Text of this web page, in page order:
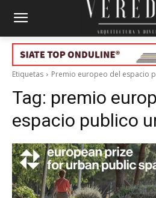
Etiquetas Premio europeo del espacio
Tag: premio
espacio publico